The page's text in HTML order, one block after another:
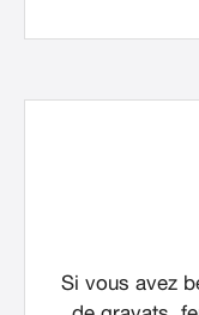
Si vous avez